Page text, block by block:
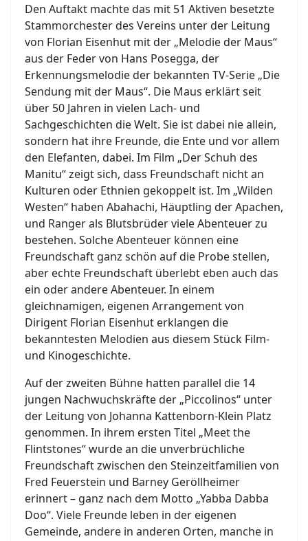
Den Auftakt machte das mit 51 Aktiven besetzte
Stammorchester des Vereins unter der Leitung
von Florian Eisenhut mit der „Melodie der Maus“
aus der Feder von Hans Posegga, der
Erkennungsmelodie der bekannten TV-Serie „Die
Sendung mit der Maus“. Die Maus erklärt seit
über 50 Jahren in vielen Lach- und
Sachgeschichten die Welt. Sie ist dabei nie allein,
sondern hat ihre Freunde, die Ente und vor allem
den Elefanten, dabei. Im Film „Der Schuh des
Manitu“ zeigt sich, dass Freundschaft nicht an
Kulturen oder Ethnien gekoppelt ist. Im „Wilden
Westen“ haben Abahachi, Häuptling der Apachen,
und Ranger als Blutsbrüder viele Abenteuer zu
bestehen. Solche Abenteuer können eine
Freundschaft ganz schön auf die Probe stellen,
aber echte Freundschaft überlebt eben auch das
ein oder andere Abenteuer. In einem
gleichnamigen, eigenen Arrangement von
Dirigent Florian Eisenhut erklangen die
bekanntesten Melodien aus diesem Stück Film-
und Kinogeschichte.
Auf der zweiten Bühne hatten parallel die 14
jungen Nachwuchskräfte der „Piccolinos“ unter
der Leitung von Johanna Kattenborn-Klein Platz
genommen. In ihrem ersten Titel „Meet the
Flintstones“ wurde an die unverbrüchliche
Freundschaft zwischen den Steinzeitfamilien von
Fred Feuerstein und Barney Geröllheimer
erinnert – ganz nach dem Motto „Yabba Dabba
Doo“. Viele Freunde leben in der eigenen
Gemeinde, andere in anderen Orten, manche in